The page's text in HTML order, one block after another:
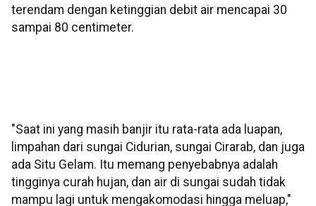
terendam dengan ketinggian debit air mencapai 30
sampai 80 centimeter.
"Saat ini yang masih banjir itu rata-rata ada luapan,
limpahan dari sungai Cidurian, sungai Cirarab, dan juga
ada Situ Gelam. Itu memang penyebabnya adalah
tingginya curah hujan, dan air di sungai sudah tidak
mampu lagi untuk mengakomodasi hingga meluap,"